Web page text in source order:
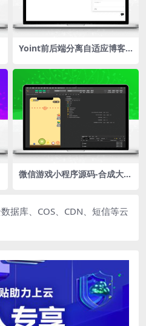
Yoint前后端分离自适应博客
频教程
微信游戏小程序源码-合成大西